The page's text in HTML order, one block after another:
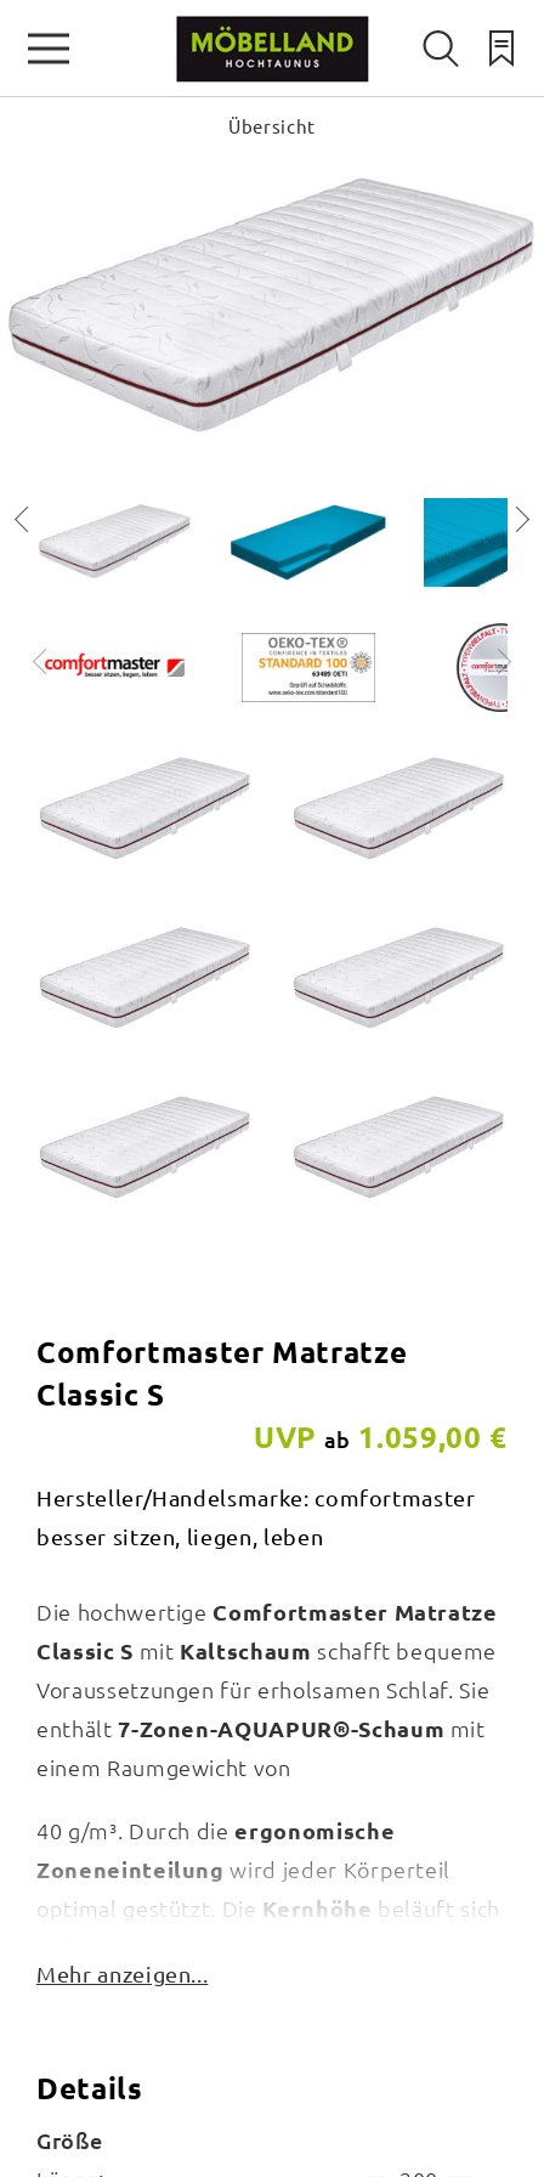
Übersicht
Comfortmaster Matratze
Classic S
UVP ab 1.059,00 €
Hersteller/Handelsmarke: comfortmaster
besser sitzen, liegen, leben
Die hochwertige Comfortmaster Matratze
Classic S mit Kaltschaum schafft bequeme
Voraussetzungen für erholsamen Schlaf. Sie
enthält7-Zonen-AQUAPUR®-Schaum mit
einem Raumgewicht von
40 g/m³. Durch dieergonomische
Zoneneinteilung wird jeder Körperteil
optimal gestützt. Die Kernhöhe beläuft sich
Zu den Vorzügen der insgesamt ca.
gehören die
Mehr anzeigen...
Details
Größe